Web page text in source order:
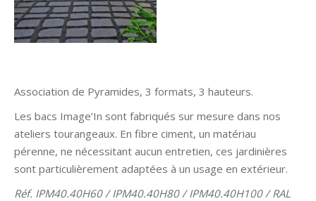
Association de Pyramides, 3 formats, 3 hauteurs.
Les bacs Image’In sont fabriqués sur mesure dans nos
ateliers tourangeaux. En fibre ciment, un matériau
pérenne, ne nécessitant aucun entretien, ces jardinières
sont particulièrement adaptées à un usage en extérieur.
Réf. IPM40.40H60 / IPM40.40H80 / IPM40.40H100 / RAL